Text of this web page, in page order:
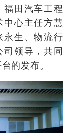
田汽车工程
心主任方慧
生、物流行
领导，共同
的发布。